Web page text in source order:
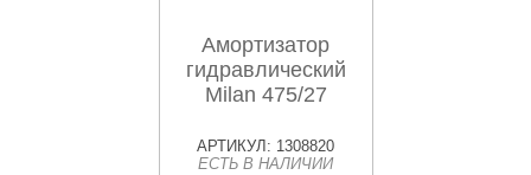
Амортизатор
гидравлический
Milan 475/27
АРТИКУЛ: 1308820
ЕСТЬ В НАЛИЧИИ